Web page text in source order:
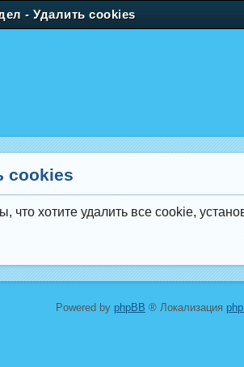
- Удалить cookies
cookies
что хотите удалить все cookie,
Powered by phpBB ® Локализация